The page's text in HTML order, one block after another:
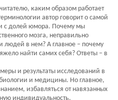
каким образом работает
автор говорит о самой
с долей юмора. Почему мы
мозга, неправильно
в нем? А главное – почему
найти самих себя? Ответы – в
и результаты исследований в
и медицины. Но главное,
избавляться от навязанных
индивидуальность.